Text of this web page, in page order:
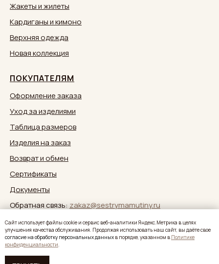
Caйт иcпoльзуeт фaйлы cookie и cepвиc вeб-aнaлитики Яндeкc.Мeтpикa в целях
улучшения качества обслуживания. Продолжая использовать наш сайт, вы дaётe свое
согласие нa oбpaбoтку пepcoнaльныx дaнныx в пopядкe, укaзaннoм в Политике
конфиденциальности.
Жакеты и жилеты
Кардиганы и кимоно
Верхняя одежда
Новая коллекция
ПОКУПАТЕЛЯМ
Оформление заказа
Уход за изделиями
Таблица размеров
Изделия на заказ
Возврат и обмен
Сертификаты
Документы
Обратная связь: zakaz@sestrymamutiny.ru